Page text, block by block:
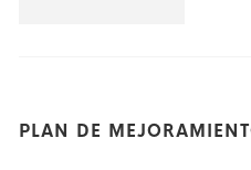
PLAN DE